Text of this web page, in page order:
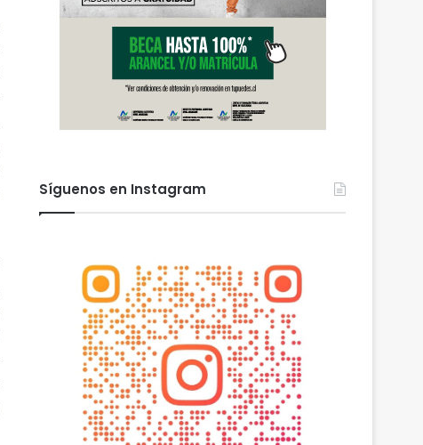
Síguenos en Instagram